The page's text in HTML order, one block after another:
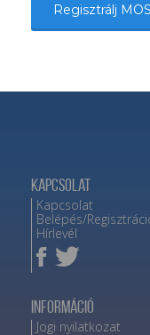
Regisztrálj
Kapcsolat
Kapcsolat
Belépés/
Hírlevél
Információ
Jogi nyilatkozat